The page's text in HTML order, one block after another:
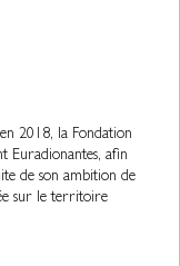
2018, la Fondation
Euradionantes, afin
de son ambition de
sur le territoire